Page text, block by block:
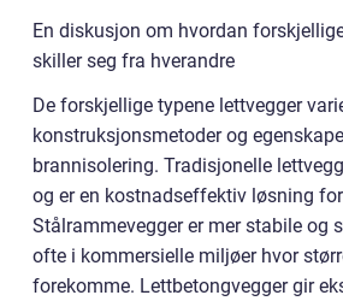
En diskusjon om hvordan
skiller seg fra hverandre
De forskjellige typene lettvegger
konstruksjonsmetoder og
brannisolering. Tradisjonelle
og er en kostnadseffektiv løsning
Stålrammevegger er mer stabile og
ofte i kommersielle miljøer hvor
forekomme. Lettbetongvegger gir